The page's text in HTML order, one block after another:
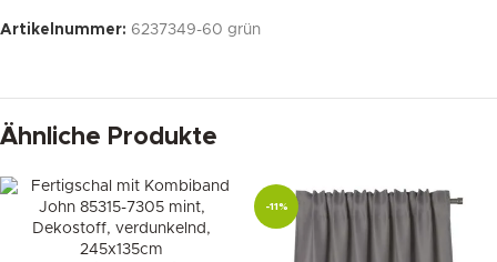
Artikelnummer: 6237349-60 grün
Ähnliche Produkte
-11%